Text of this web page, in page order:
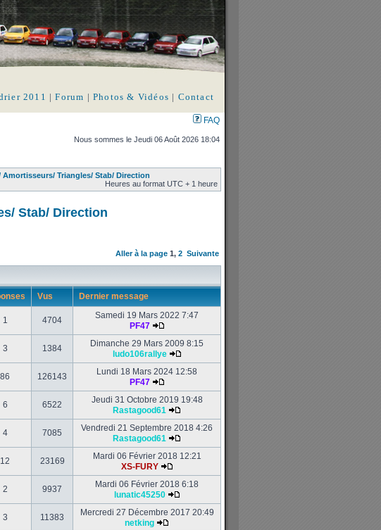
2011 |Forum | Photos & Vidéos | Contact
FAQ
Nous sommes le Jeudi 06 Août 2026 18:04
Triangles/ Stab/ Direction
Heures au format UTC + 1 heure
Stab/ Direction
Aller à la page 1, 2 Suivante
Vus Dernier message
1 4704
Samedi 19 Mars 2022 7:47
PF47
3 1384
Dimanche 29 Mars 2009 8:15
ludo106rallye
86 126143
Lundi 18 Mars 2024 12:58
PF47
6 6522
Jeudi 31 Octobre 2019 19:48
Rastagood61
4 7085
Vendredi 21 Septembre 2018 4:26
Rastagood61
12 23169
Mardi 06 Février 2018 12:21
XS-FURY
2 9937
Mardi 06 Février 2018 6:18
lunatic45250
3 11383
Mercredi 27 Décembre 2017 20:49
netking